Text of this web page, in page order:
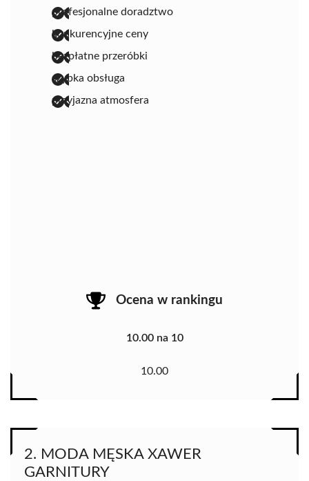
profesjonalne doradztwo
konkurencyjne ceny
bezpłatne przeróbki
szybka obsługa
przyjazna atmosfera
Ocena w rankingu
10.00 na 10
10.00
2. MODA MĘSKA XAWER
GARNITURY